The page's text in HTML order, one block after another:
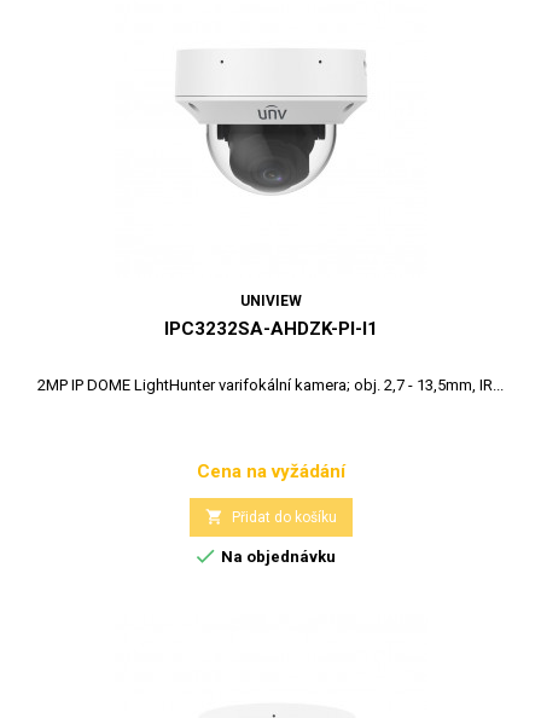
UNIVIEW
IPC3232SA-AHDZK-PI-I1
2MP IP DOME LightHunter varifokální kamera; obj. 2,7 - 13,5mm, IR...
Cena
Cena na vyžádání
 Přidat do košíku
 Na objednávku